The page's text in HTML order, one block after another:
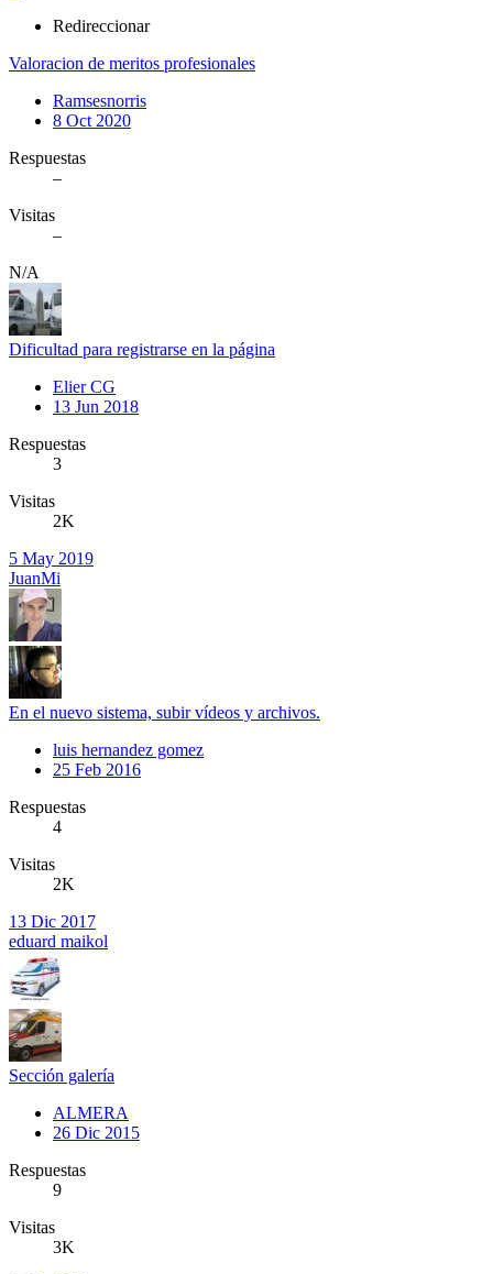
Redireccionar
Valoracion de meritos profesionales
Ramsesnorris
8 Oct 2020
Respuestas
–
Visitas
–
N/A
Dificultad para registrarse en la página
Elier CG
13 Jun 2018
Respuestas
3
Visitas
2K
5 May 2019
JuanMi
En el nuevo sistema, subir vídeos y archivos.
luis hernandez gomez
25 Feb 2016
Respuestas
4
Visitas
2K
13 Dic 2017
eduard maikol
Sección galería
ALMERA
26 Dic 2015
Respuestas
9
Visitas
3K